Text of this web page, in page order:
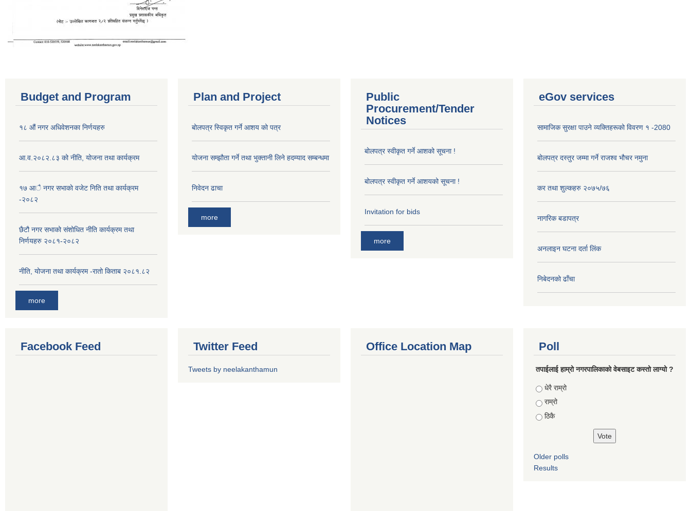
Budget and Program
१८ औं नगर अधिवेशनका निर्णयहरु
आ.व.२०८२.८३ को नीति, योजना तथा कार्यक्रम
१७ आै नगर सभाकाे वजेट निति तथा कार्यक्रम
-२०८२
छैटौ नगर सभाको संशोधित नीति कार्यक्रम तथा
निर्णयहरु २०८१-२०८२
नीति, योजना तथा कार्यक्रम -रातो किताब २०८१.८२
more
Plan and Project
बोलपत्र स्विकृत गर्ने आशय को पत्र
योजना सम्झौता गर्ने तथा भुक्तानी लिने हदम्याद सम्बन्धमा
निवेदन ढाचा
more
Public
Procurement/Tender
Notices
बोलपत्र स्वीकृत गर्ने आशको सूचना !
बोलपत्र स्वीकृत गर्ने आशयको सूचना !
Invitation for bids
more
eGov services
सामाजिक सुरक्षा पाउने व्यक्तिहरूको विवरण १ -2080
बोलपत्र दस्तुर जम्मा गर्ने राजश्व भौचर नमुना
कर तथा शुल्कहरु २०७५/७६
नागरिक बडापत्र
अनलाइन घटना दर्ता लिंक
निबेदनको ढाँचा
Facebook Feed Twitter Feed
Tweets by neelakanthamun
Office Location Map Poll
तपाईलाई हाम्रो नगरपालिकाको वेबसाइट कस्तो लाग्यो ?
Choices
धेरै राम्रो
राम्रो
ठिकै
Older polls
Results